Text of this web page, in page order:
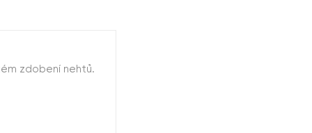
zdobení nehtů.